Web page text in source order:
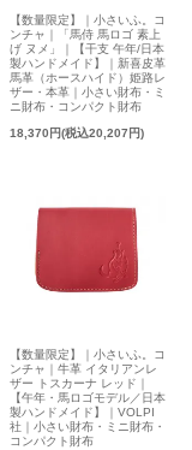
【数量限定】｜小さいふ。コ
ンチャ｜「馬侍 馬ロゴ 素上
げ ヌメ」｜【干支 午年/日本
製ハンドメイド】｜新喜皮革
馬革（ホースハイド）姫路レ
ザー・本革｜小さい財布・ミ
ニ財布・コンパクト財布
18,370円(税込20,207円)
【数量限定】｜小さいふ。コ
ンチャ｜牛革 イタリアンレ
ザー トスカーナ レッド｜
【午年・馬ロゴモデル／日本
製ハンドメイド】｜VOLPI
社｜小さい財布・ミニ財布・
コンパクト財布